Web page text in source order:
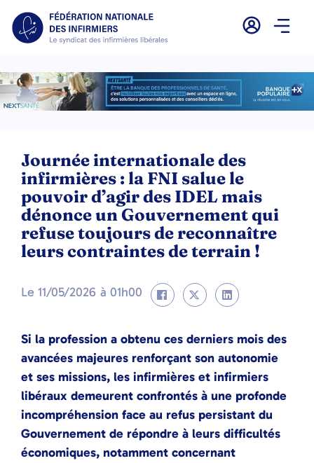
Journée internationale des
infirmières : la FNI salue le
pouvoir d’agir des IDEL mais
dénonce un Gouvernement qui
refuse toujours de reconnaître
leurs contraintes de terrain !
Le 11/05/2026 à 01h00
Si la profession a obtenu ces derniers mois des
avancées majeures renforçant son autonomie
et ses missions, les infirmières et infirmiers
libéraux demeurent confrontés à une profonde
incompréhension face au refus persistant du
Gouvernement de répondre à leurs difficultés
économiques, notamment concernant